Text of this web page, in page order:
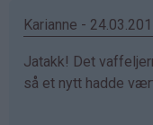
Karianne -
Jatakk! Det
så et nytt hadde